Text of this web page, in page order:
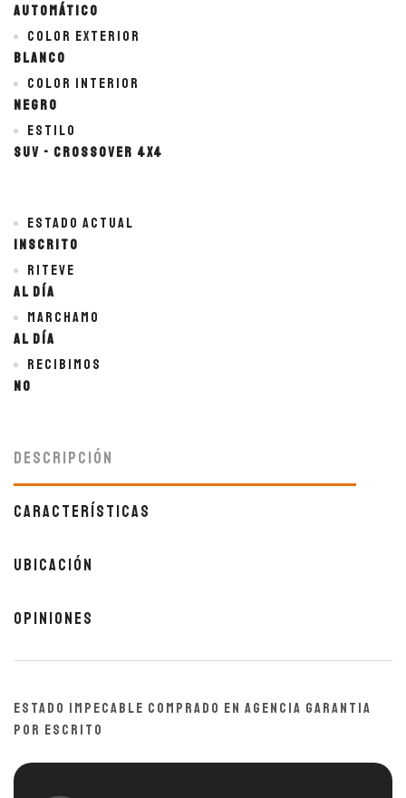
Automático
Color exterior
BLANCO
Color interior
NEGRO
Estilo
SUV - Crossover 4x4
Estado actual
Inscrito
Riteve
Al día
Marchamo
Al día
Recibimos
No
Descripción
Características
Ubicación
Opiniones
ESTADO IMPECABLE COMPRADO EN AGENCIA GARANTIA
POR ESCRITO